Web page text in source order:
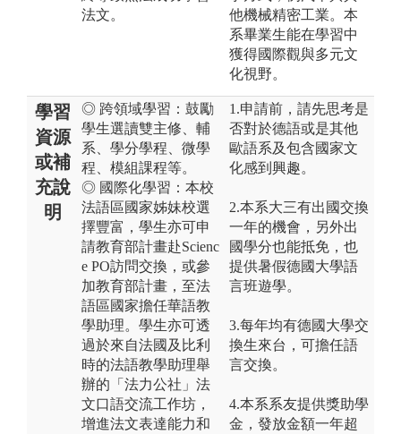
法文。
他機械精密工業。本
系畢業生能在學習中
獲得國際觀與多元文
化視野。
學習
資源
或補
充說
明
◎ 跨領域學習：鼓勵
學生選讀雙主修、輔
系、學分學程、微學
程、模組課程等。
◎ 國際化學習：本校
法語區國家姊妹校選
擇豐富，學生亦可申
請教育部計畫赴Scienc
e PO訪問交換，或參
加教育部計畫，至法
語區國家擔任華語教
學助理。學生亦可透
過於來自法國及比利
時的法語教學助理舉
辦的「法力公社」法
文口語交流工作坊，
增進法文表達能力和
1.申請前，請先思考是
否對於德語或是其他
歐語系及包含國家文
化感到興趣。
2.本系大三有出國交換
一年的機會，另外出
國學分也能抵免，也
提供暑假德國大學語
言班遊學。
3.每年均有德國大學交
換生來台，可擔任語
言交換。
4.本系系友提供獎助學
金，發放金額一年超